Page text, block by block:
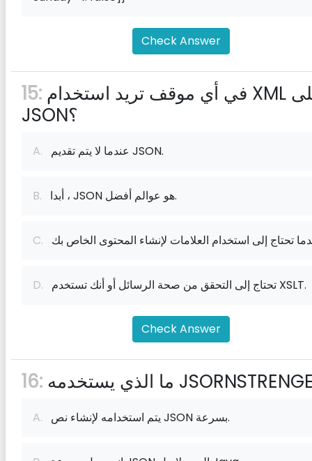
Check Answer
15:
JSON؟
A. عندما لا يتم تقديم JSON.
B. أبدا ، JSON هو عوالم أفضل.
C.
D. تحتاج إلى التحقق من صحة الرسائل أو أنك تستخدم XSLT.
Check Answer
16:
A. يتم استخدامه لإنشاء نص JSON بسرعة.